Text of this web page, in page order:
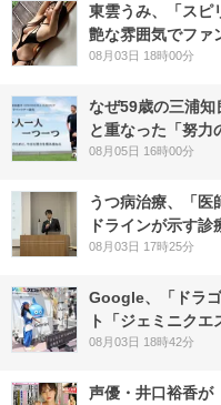
東雲うみ、「スピ
艶な雰囲気でファ
08月03日 18時00分
なぜ59歳の三浦
と重なった「努力
08月05日 16時00分
うつ病治療、「
ドラインが示す診
08月03日 17時25分
Google、「ドラ
ト「ジェミニク
08月03日 18時42分
声優・井口裕香が